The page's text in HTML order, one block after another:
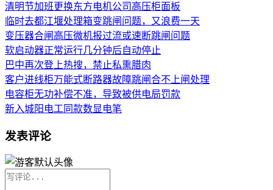
清明节加班更换东方电机公司高压柜面板
临时去都江堰处理箱变跳闸问题，又浪费一天
变压器合闸高压微机报过流或速断跳闸问题
软启动器正常运行几分钟后自动停止
巴中再次登上热搜，禁止私熏腊肉
客户进线柜万能式断路器故障跳闸合不上闸处理
电容柜无功补偿不准，导致被供电局罚款
新入城阳电工同款数显电笔
发表评论